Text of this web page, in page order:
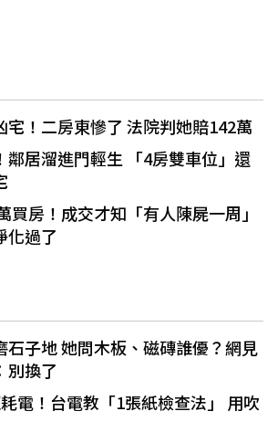
宅！二房東慘了 法院判她賠142萬
鄰居溜進門輕生 「4房雙車位」還
買房！成交才知「有人陳屍一周」
化過了
石子地 她問木板、磁磚誰優？網見
別換了
電！台電教「1張紙檢查法」 用吹